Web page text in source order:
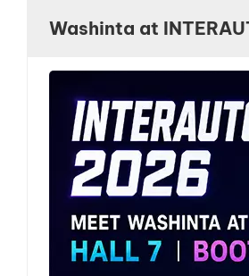
Washinta at